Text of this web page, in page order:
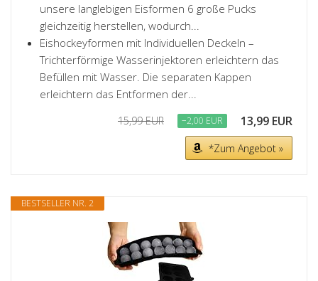
unsere langlebigen Eisformen 6 große Pucks
gleichzeitig herstellen, wodurch...
Eishockeyformen mit Individuellen Deckeln –
Trichterförmige Wasserinjektoren erleichtern das
Befüllen mit Wasser. Die separaten Kappen
erleichtern das Entformen der...
15,99 EUR −2,00 EUR 13,99 EUR
*Zum Angebot »
BESTSELLER NR. 2